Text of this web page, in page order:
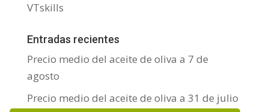
VTskills
Entradas recientes
Precio medio del aceite de oliva a 7 de
agosto
Precio medio del aceite de oliva a 31 de julio